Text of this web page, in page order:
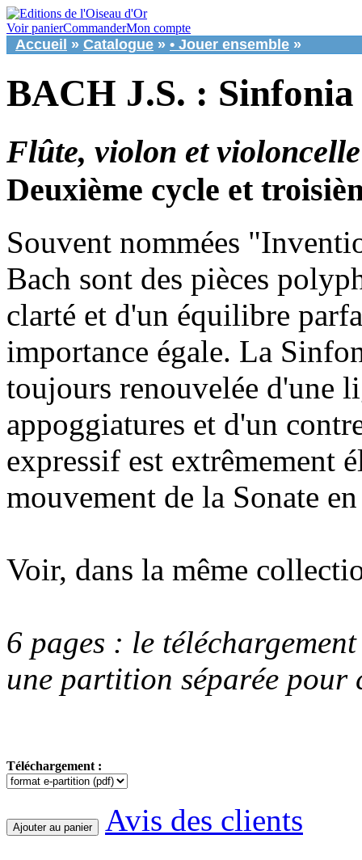
Voir panierCommanderMon compte
Accueil » Catalogue » • Jouer ensemble »
BACH J.S. : Sinfonia
Flûte, violon et violoncelle
Deuxième cycle et
Souvent nommées
Bach sont des pièces
clarté et d'un équilibre
importance égale. La
toujours renouvelée d'une
appoggiatures et d'un
expressif est extrêmement
mouvement de la Sonate
Voir, dans la même
6 pages : le
une partition séparée pour
Téléchargement :
Ajouter au panier Avis des clients